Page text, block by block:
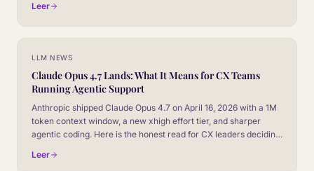
Leer
LLM NEWS
Claude Opus 4.7 Lands: What It Means for CX Teams
Running Agentic Support
Anthropic shipped Claude Opus 4.7 on April 16, 2026 with a 1M
token context window, a new xhigh effort tier, and sharper
agentic coding. Here is the honest read for CX leaders deciding
Leer